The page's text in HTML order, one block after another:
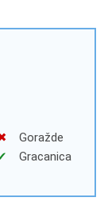
Goražde
Gracanica